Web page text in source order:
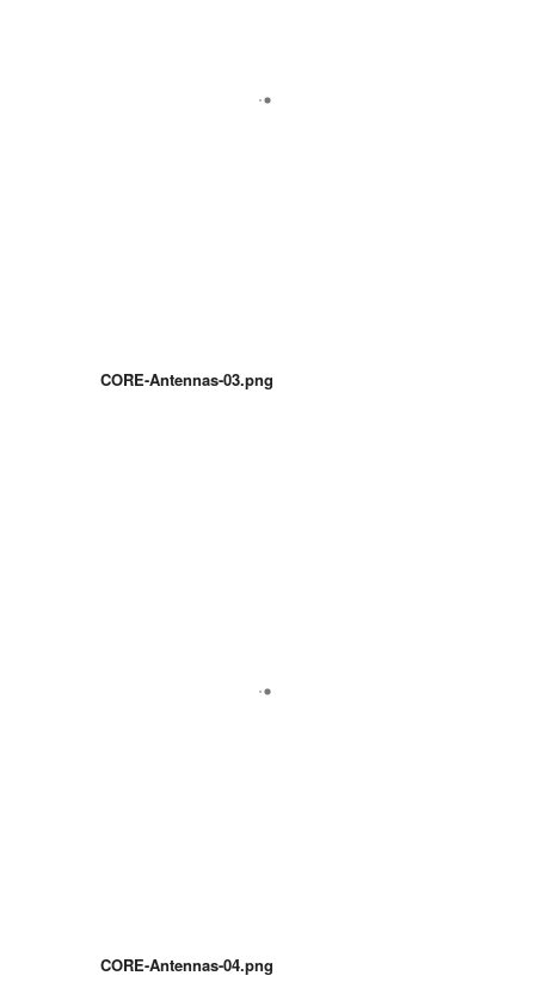
CORE-Antennas-03.png
CORE-Antennas-04.png